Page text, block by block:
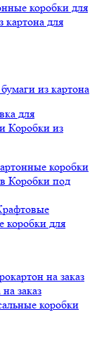
коробки для
картона для
из картона
для
Коробки из
коробки
Коробки под
коробки для
на заказ
заказ
коробки